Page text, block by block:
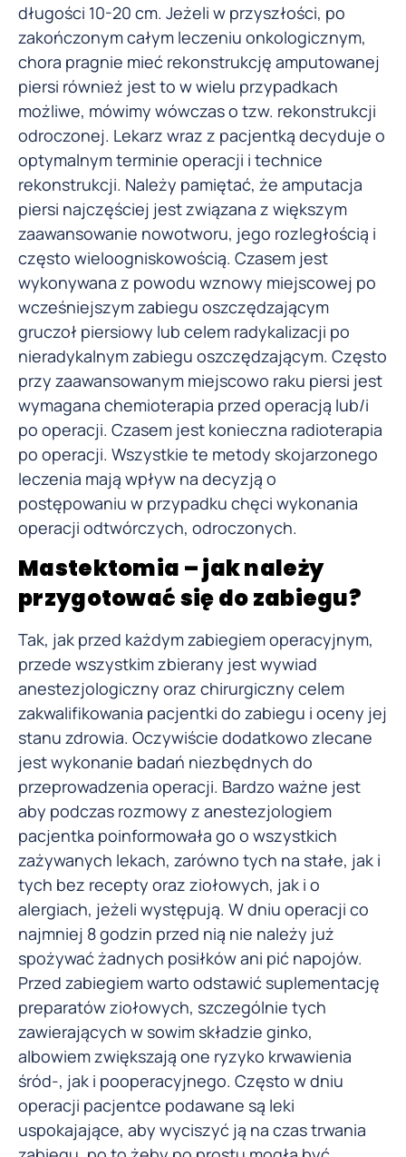
długości 10-20 cm. Jeżeli w przyszłości, po
zakończonym całym leczeniu onkologicznym,
chora pragnie mieć rekonstrukcję amputowanej
piersi również jest to w wielu przypadkach
możliwe, mówimy wówczas o tzw. rekonstrukcji
odroczonej. Lekarz wraz z pacjentką decyduje o
optymalnym terminie operacji i technice
rekonstrukcji. Należy pamiętać, że amputacja
piersi najczęściej jest związana z większym
zaawansowanie nowotworu, jego rozległością i
często wieloogniskowością. Czasem jest
wykonywana z powodu wznowy miejscowej po
wcześniejszym zabiegu oszczędzającym
gruczoł piersiowy lub celem radykalizacji po
nieradykalnym zabiegu oszczędzającym. Często
przy zaawansowanym miejscowo raku piersi jest
wymagana chemioterapia przed operacją lub/i
po operacji. Czasem jest konieczna radioterapia
po operacji. Wszystkie te metody skojarzonego
leczenia mają wpływ na decyzją o
postępowaniu w przypadku chęci wykonania
operacji odtwórczych, odroczonych.
Mastektomia – jak należy
przygotować się do zabiegu?
Tak, jak przed każdym zabiegiem operacyjnym,
przede wszystkim zbierany jest wywiad
anestezjologiczny oraz chirurgiczny celem
zakwalifikowania pacjentki do zabiegu i oceny jej
stanu zdrowia. Oczywiście dodatkowo zlecane
jest wykonanie badań niezbędnych do
przeprowadzenia operacji. Bardzo ważne jest
aby podczas rozmowy z anestezjologiem
pacjentka poinformowała go o wszystkich
zażywanych lekach, zarówno tych na stałe, jak i
tych bez recepty oraz ziołowych, jak i o
alergiach, jeżeli występują. W dniu operacji co
najmniej 8 godzin przed nią nie należy już
spożywać żadnych posiłków ani pić napojów.
Przed zabiegiem warto odstawić suplementację
preparatów ziołowych, szczególnie tych
zawierających w sowim składzie ginko,
albowiem zwiększają one ryzyko krwawienia
śród-, jak i pooperacyjnego. Często w dniu
operacji pacjentce podawane są leki
uspokajające, aby wyciszyć ją na czas trwania